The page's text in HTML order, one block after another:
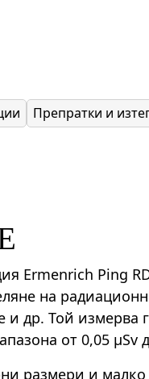
Препратки и
Ermenrich Ping
на
и др. Той измерва
от 0,05 µSv
размери и малко